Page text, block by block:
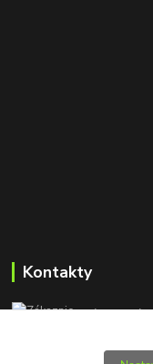
Kontakty
Zákaznická
(Po-Pá, 8-